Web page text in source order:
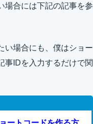
場合には下記の記事を参
い場合にも、僕はショー
事IDを入力するだけで関